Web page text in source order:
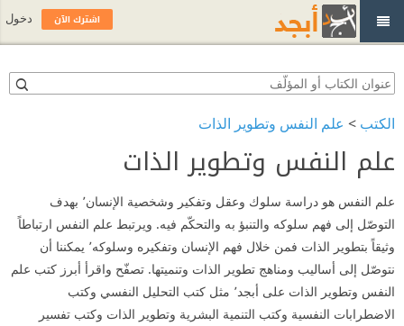
الكتب > علم النفس وتطوير الذات
علم النفس وتطوير الذات
علم النفس هو دراسة سلوك وعقل وتفكير وشخصية الإنسان٬ بهدف
التوصّل إلى فهم سلوكه والتنبؤ به والتحكّم فيه. ويرتبط علم النفس ارتباطاً
وثيقاً بتطوير الذات فمن خلال فهم الإنسان وتفكيره وسلوكه٬ يمكننا أن
نتوصّل إلى أساليب ومناهج تطوير الذات وتنميتها. تصفّح واقرأ أبرز كتب علم
النفس وتطوير الذات على أبجد٬ مثل كتب التحليل النفسي وكتب
الاضطرابات النفسية وكتب التنمية البشرية وتطوير الذات وكتب تفسير
اشترك الآن دخول